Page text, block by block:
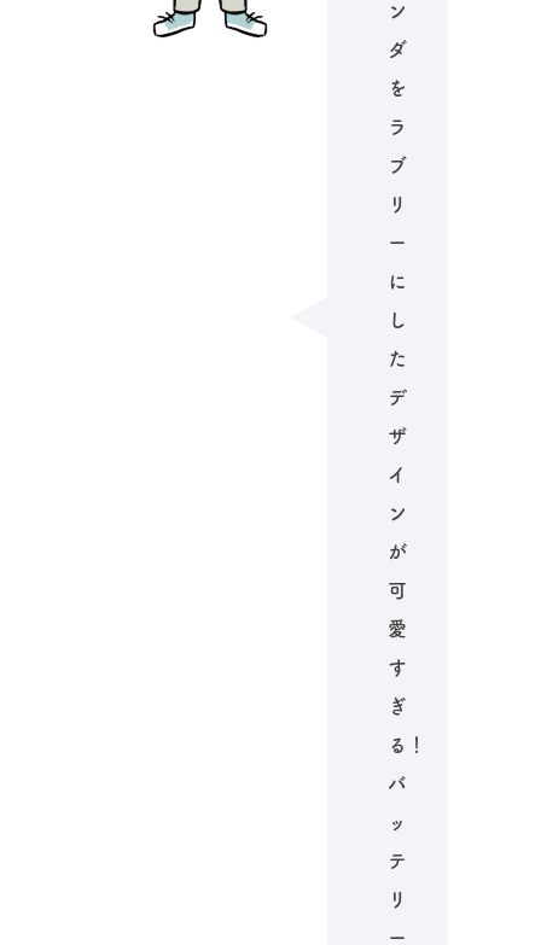
ン
ダ
を
ラ
ブ
リ
ー
に
し
た
デ
ザ
イ
ン
が
可
愛
す
ぎ
る！
バ
ッ
テ
リ
ー